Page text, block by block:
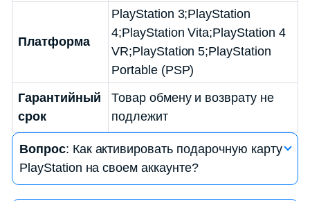
Платформа
PlayStation 3;PlayStation
4;PlayStation Vita;PlayStation 4
VR;PlayStation 5;PlayStation
Portable (PSP)
Гарантийный
срок
Товар обмену и возврату не
подлежит
Вопрос: Как активировать подарочную карту
PlayStation на своем аккаунте?